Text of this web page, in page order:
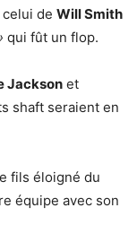
celui de Will Smith
qui fût un flop.
Jackson et
shaft seraient en
fils éloigné du
équipe avec son